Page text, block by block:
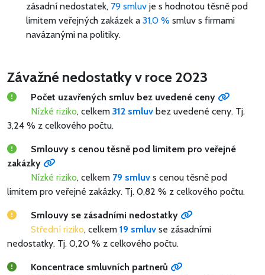
zásadní nedostatek, 79 smluv je s hodnotou těsně pod
limitem veřejných zakázek a 31,0 % smluv s firmami
navázanými na politiky.
Závažné nedostatky v roce 2023
Počet uzavřených smluv bez uvedené ceny
Nízké riziko, celkem 312 smluv bez uvedené ceny. Tj.
3,24 % z celkového počtu.
Smlouvy s cenou těsně pod limitem pro veřejné
zakázky
Nízké riziko, celkem 79 smluv s cenou těsně pod
limitem pro veřejné zakázky. Tj. 0,82 % z celkového počtu.
Smlouvy se zásadními nedostatky
Střední riziko, celkem 19 smluv se zásadními
nedostatky. Tj. 0,20 % z celkového počtu.
Koncentrace smluvních partnerů